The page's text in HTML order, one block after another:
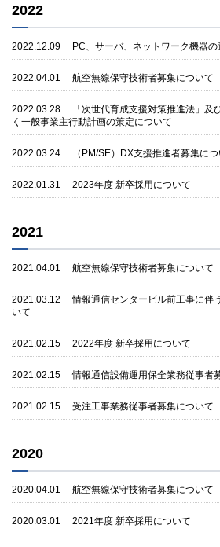
2022
2022.12.09 PC、サーバ、ネットワーク機器
2022.04.01 航空無線保守技術者募集について
2022.03.28
「次世代育成支援対策推進法」
く一般事業主行動計画の策定について
2022.03.24 （PM/SE）DX支援推進者募集に
2022.01.31 2023年度 新卒採用について
2021
2021.04.01 航空無線保守技術者募集について
2021.03.12
情報通信センタービル前工事に伴
いて
2021.02.15 2022年度 新卒採用について
2021.02.15 情報通信設備運用保全業務従事者
2021.02.15 受注工事業務従事者募集について
2020
2020.04.01 航空無線保守技術者募集について
2020.03.01 2021年度 新卒採用について